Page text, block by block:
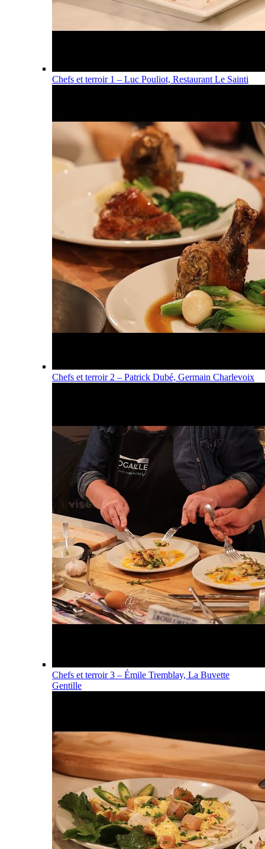
Chefs et terroir 1 – Luc Pouliot, Restaurant Le Sainti
Chefs et terroir 2 – Patrick Dubé, Germain Charlevoix
Chefs et terroir 3 – Émile Tremblay, La Buvette
Gentille